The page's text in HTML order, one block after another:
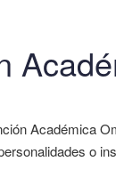
Académica
o